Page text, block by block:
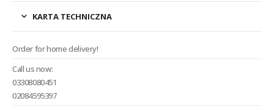
KARTA TECHNICZNA
Order for home delivery!
Call us now:
03308080451
02084595397